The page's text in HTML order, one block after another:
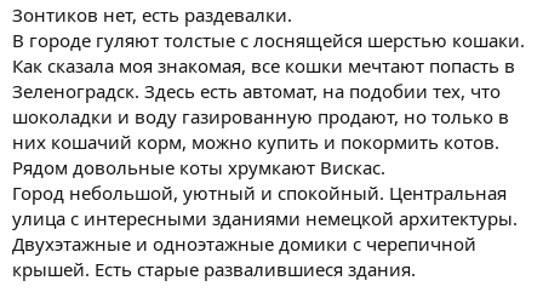
Зонтиков нет, есть раздевалки.
В городе гуляют толстые с лоснящейся шерстью кошаки.
Как сказала моя знакомая, все кошки мечтают попасть в
Зеленоградск. Здесь есть автомат, на подобии тех, что
шоколадки и воду газированную продают, но только в
них кошачий корм, можно купить и покормить котов.
Рядом довольные коты хрумкают Вискас.
Город небольшой, уютный и спокойный. Центральная
улица с интересными зданиями немецкой архитектуры.
Двухэтажные и одноэтажные домики с черепичной
крышей. Есть старые развалившиеся здания.